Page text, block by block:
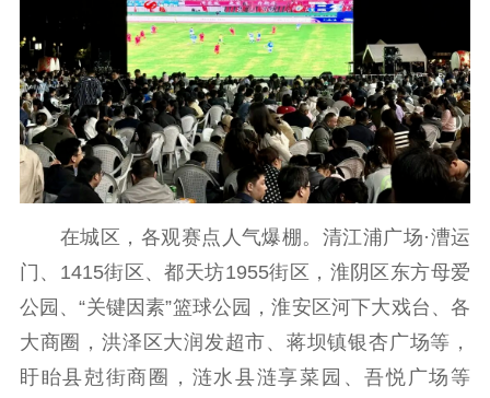
记者之家
品牌栏目
文化文艺
精品生产 文化惠民
文化传承
文化交流
体制改革
文化产业
紫金文化艺术节
品牌活动 紫艺舞台
精神文明
文明创建 文明实践
文明培育
先进典型
社会宣传
在城区，各观赛点人气爆棚。清江浦广场·漕运
门、1415街区、都天坊1955街区，淮阴区东方母爱
公园、“关键因素”篮球公园，淮安区河下大戏台、各
大商圈，洪泽区大润发超市、蒋坝镇银杏广场等，
盱眙县尅街商圈，涟水县涟享菜园、吾悦广场等